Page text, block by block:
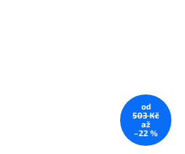
od
503 Kč
až
–22 %